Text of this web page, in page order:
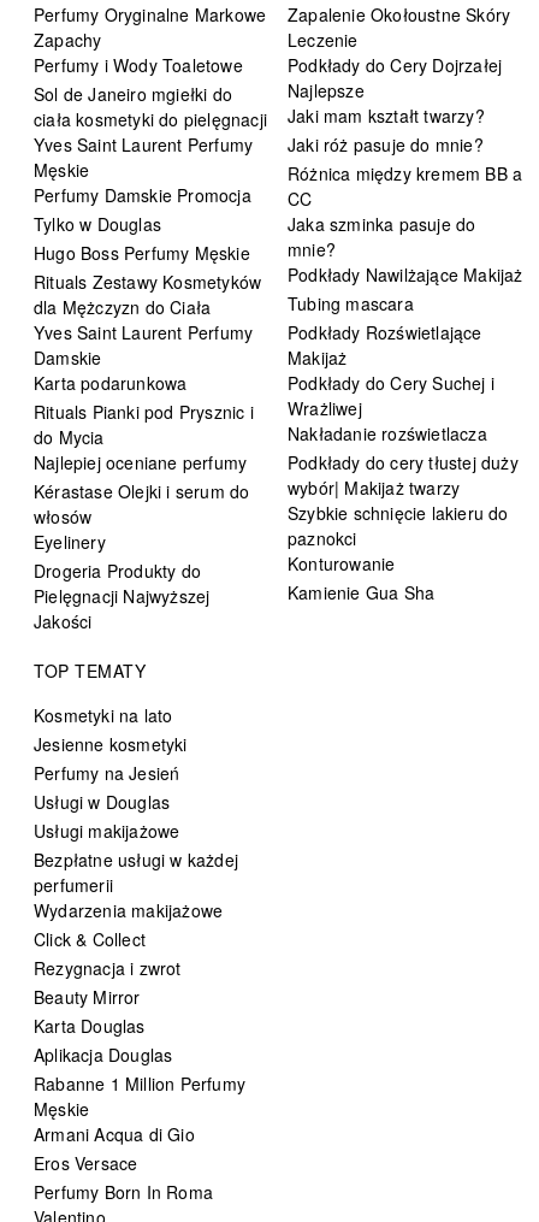
Perfumy Oryginalne Markowe
Zapachy
Perfumy i Wody Toaletowe
Sol de Janeiro mgiełki do
ciała kosmetyki do pielęgnacji
Yves Saint Laurent Perfumy
Męskie
Perfumy Damskie Promocja
Tylko w Douglas
Hugo Boss Perfumy Męskie
Rituals Zestawy Kosmetyków
dla Mężczyzn do Ciała
Yves Saint Laurent Perfumy
Damskie
Karta podarunkowa
Rituals Pianki pod Prysznic i
do Mycia
Najlepiej oceniane perfumy
Kérastase Olejki i serum do
włosów
Eyelinery
Drogeria Produkty do
Pielęgnacji Najwyższej
Jakości
Zapalenie Okołoustne Skóry
Leczenie
Podkłady do Cery Dojrzałej
Najlepsze
Jaki mam kształt twarzy?
Jaki róż pasuje do mnie?
Różnica między kremem BB a
CC
Jaka szminka pasuje do
mnie?
Podkłady Nawilżające Makijaż
Tubing mascara
Podkłady Rozświetlające
Makijaż
Podkłady do Cery Suchej i
Wrażliwej
Nakładanie rozświetlacza
Podkłady do cery tłustej duży
wybór| Makijaż twarzy
Szybkie schnięcie lakieru do
paznokci
Konturowanie
Kamienie Gua Sha
TOP TEMATY
Kosmetyki na lato
Jesienne kosmetyki
Perfumy na Jesień
Usługi w Douglas
Usługi makijażowe
Bezpłatne usługi w każdej
perfumerii
Wydarzenia makijażowe
Click & Collect
Rezygnacja i zwrot
Beauty Mirror
Karta Douglas
Aplikacja Douglas
Rabanne 1 Million Perfumy
Męskie
Armani Acqua di Gio
Eros Versace
Perfumy Born In Roma
Valentino